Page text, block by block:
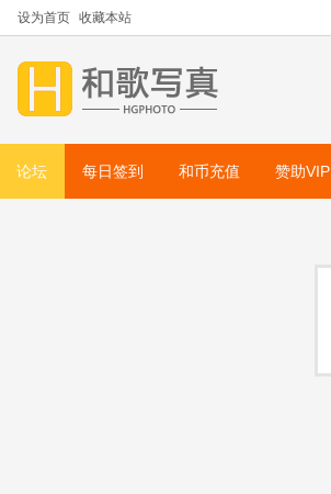
设为首页 收藏本站
论坛 每日签到 和币充值 赞助VIP